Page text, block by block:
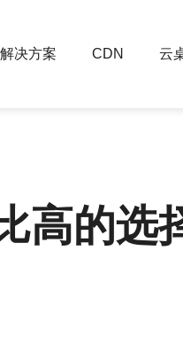
解决方案 CDN 云
高的选